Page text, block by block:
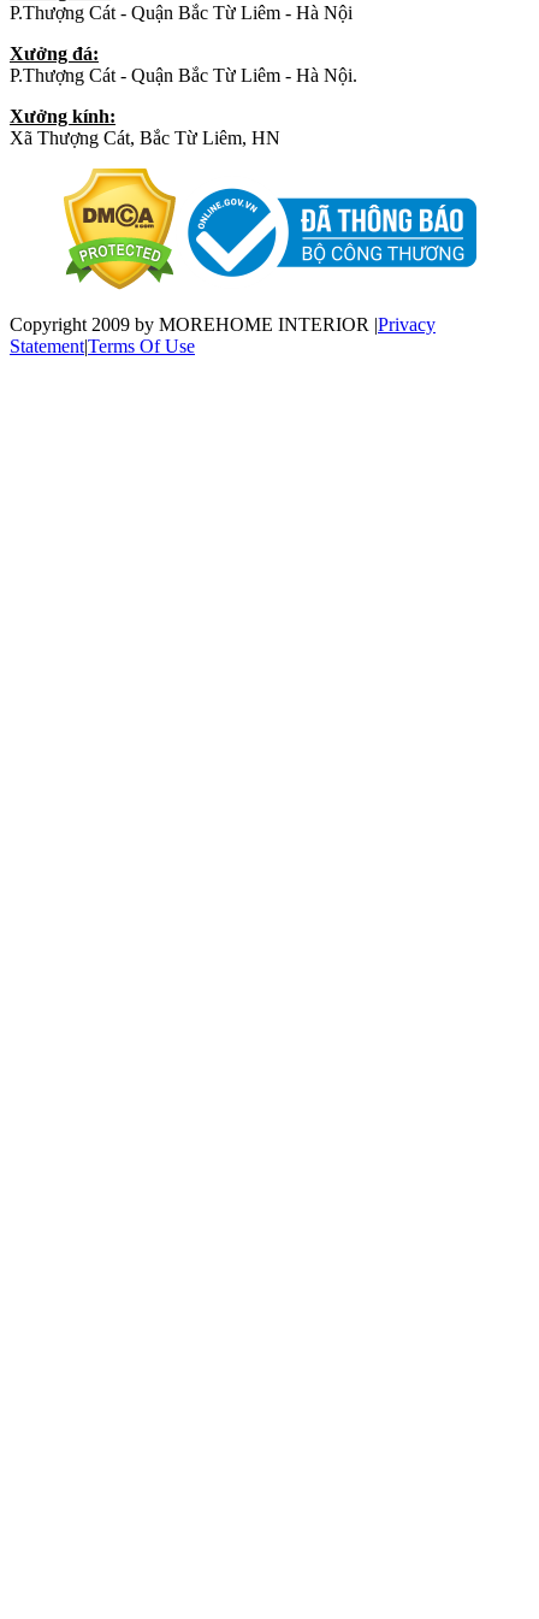
P.Thượng Cát - Quận Bắc Từ Liêm - Hà Nội
Xưởng đá:
P.Thượng Cát - Quận Bắc Từ Liêm - Hà Nội.
Xưởng kính:
Xã Thượng Cát, Bắc Từ Liêm, HN
Copyright 2009 by MOREHOME INTERIOR |Privacy
Statement|Terms Of Use